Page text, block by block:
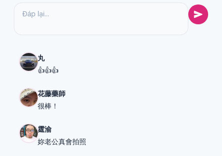
丸
👍👍👍
花藤藥師
很棒！
霆渝
妳老公真會拍照